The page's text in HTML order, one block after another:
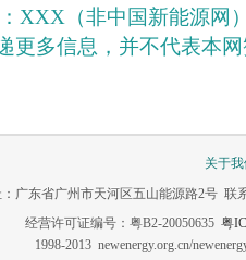
XXX（非中国新能源网
更多信息，并不代表本
关于
广东省广州市天河区五山能源路2号 联
经营许可证编号：粤B2-20050635 粤
1998-2013 newenergy.org.cn/